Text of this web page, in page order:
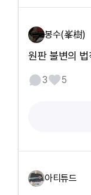
봉수(峯樹)
원판 불변의
3 5
아티튜드